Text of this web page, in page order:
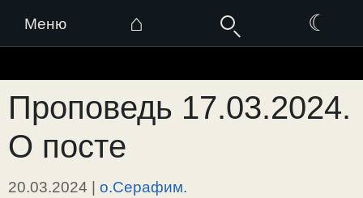
Меню ⌂ ☾
к
содержимому
Проповедь 17.03.2024.
О посте
20.03.2024 | о.Серафим.